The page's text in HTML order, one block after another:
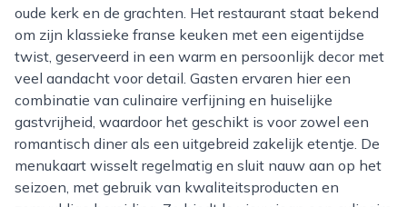
oude kerk en de grachten. Het restaurant staat bekend
om zijn klassieke franse keuken met een eigentijdse
twist, geserveerd in een warm en persoonlijk decor met
veel aandacht voor detail. Gasten ervaren hier een
combinatie van culinaire verfijning en huiselijke
gastvrijheid, waardoor het geschikt is voor zowel een
romantisch diner als een uitgebreid zakelijk etentje. De
menukaart wisselt regelmatig en sluit nauw aan op het
seizoen, met gebruik van kwaliteitsproducten en